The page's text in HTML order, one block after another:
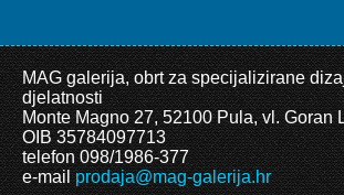
MAG galerija, obrt za specijalizirane
djelatnosti
Monte Magno 27, 52100 Pula, vl. Goran
OIB 35784097713
telefon 098/1986-377
e-mailprodaja@mag-galerija.hr